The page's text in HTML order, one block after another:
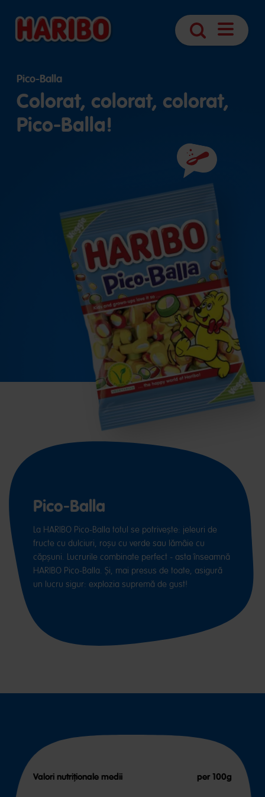
Căutare
Pico-Balla
Colorat, colorat, colorat,
Pico-Balla!
Ingrediente
Pico-Balla
La HARIBO Pico-Balla totul se potrivește: jeleuri de
fructe cu dulciuri, roșu cu verde sau lămâie cu
căpșuni. Lucrurile combinate perfect - asta înseamnă
HARIBO Pico-Balla. Și, mai presus de toate, asigură
un lucru sigur: explozia supremă de gust!
Valori nutriționale medii per 100g